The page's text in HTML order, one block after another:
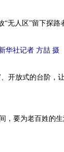
华社记者 方喆 摄
开放式的台阶，
要为老百姓的